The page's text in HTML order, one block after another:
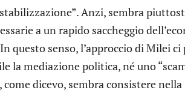
Anzi, sembra
a un rapido saccheggio
questo senso, l’approccio di Milei ci
la mediazione politica, né uno
dicevo, sembra consistere nella